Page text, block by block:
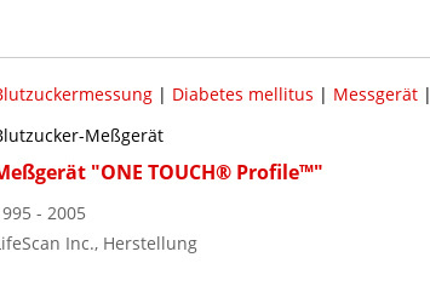
| Diabetes mellitus | Messgerät|
Meßgerät
"ONE TOUCH® Profile™"
- 2005
Inc., Herstellung